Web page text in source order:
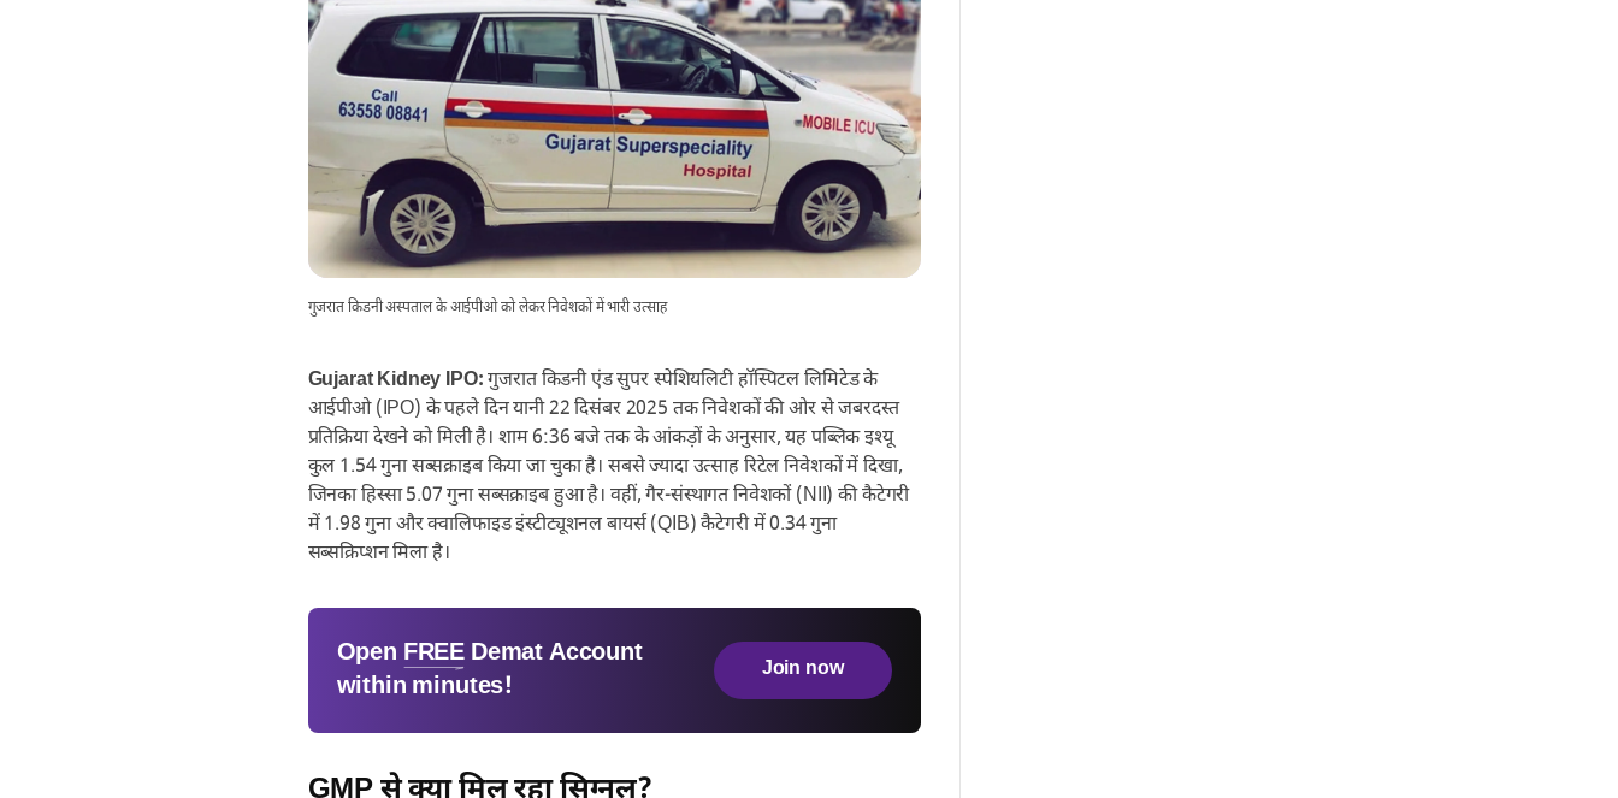
गुजरात किडनी अस्पताल के आईपीओ को लेकर निवेशकों में भारी उत्साह
Gujarat Kidney IPO:गुजरात किडनी एंड सुपर स्पेशियलिटी हॉस्पिटल लिमिटेड के
आईपीओ (IPO) के पहले दिन यानी 22 दिसंबर 2025 तक निवेशकों की ओर से जबरदस्त
प्रतिक्रिया देखने को मिली है। शाम 6:36 बजे तक के आंकड़ों के अनुसार, यह पब्लिक इश्यू
कुल 1.54 गुना सब्सक्राइब किया जा चुका है। सबसे ज्यादा उत्साह रिटेल निवेशकों में दिखा,
जिनका हिस्सा 5.07 गुना सब्सक्राइब हुआ है। वहीं, गैर-संस्थागत निवेशकों (NII) की कैटेगरी
में 1.98 गुना और क्वालिफाइड इंस्टीट्यूशनल बायर्स (QIB) कैटेगरी में 0.34 गुना
सब्सक्रिप्शन मिला है।
Open FREE Demat Account
within minutes!
Join now